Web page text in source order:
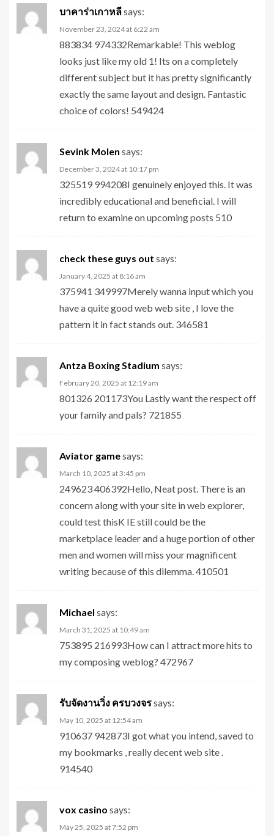
บาคาร่าเกาหลีsays:
November 23, 2024 at 6:22 am
883834 974332Remarkable! This weblog
looks just like my old 1! Its on a completely
different subject but it has pretty significantly
exactly the same layout and design. Fantastic
choice of colors! 549424
Sevink Molen says:
December 3, 2024 at 10:17 pm
325519 994208I genuinely enjoyed this. It was
incredibly educational and beneficial. I will
return to examine on upcoming posts 510
check these guys out says:
January 4, 2025 at 8:16 am
375941 349997Merely wanna input which you
have a quite good web web site , I love the
pattern it in fact stands out. 346581
Antza Boxing Stadium says:
February 20, 2025 at 12:19 am
801326 201173You Lastly want the respect off
your family and pals? 721855
Aviator gamesays:
March 10, 2025 at 3:45 pm
249623 406392Hello, Neat post. There is an
concern along with your site in web explorer,
could test thisK IE still could be the
marketplace leader and a huge portion of other
men and women will miss your magnificent
writing because of this dilemma. 410501
Michael says:
March 31, 2025 at 10:49 am
753895 216993How can I attract more hits to
my composing weblog? 472967
รับจัดงานวิ่ง ครบวงจรsays:
May 10, 2025 at 12:54 am
910637 942873I got what you intend, saved to
my bookmarks , really decent web site .
914540
vox casino says:
May 25, 2025 at 7:52 pm